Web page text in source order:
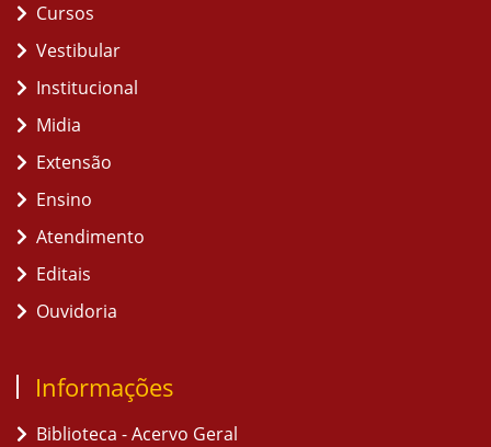
Cursos
Vestibular
Institucional
Midia
Extensão
Ensino
Atendimento
Editais
Ouvidoria
Informações
Biblioteca - Acervo Geral